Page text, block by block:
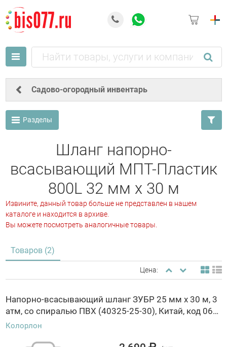
Садово-огородный инвентарь
Разделы
Шланг напорно-
всасывающий МПТ-Пластик
800L 32 мм х 30 м
Извините, данный товар больше не представлен в нашем
каталоге и находится в архиве.
Вы можете посмотреть аналогичные товары.
Товаров (2)
Цена:
Напорно-всасывающий шланг ЗУБР 25 мм x 30 м, 3
атм, со спиралью ПВХ (40325-25-30), Китай, код 0641500396, штрихкод 460637329867, артикул 40325-25-30
Колорлон